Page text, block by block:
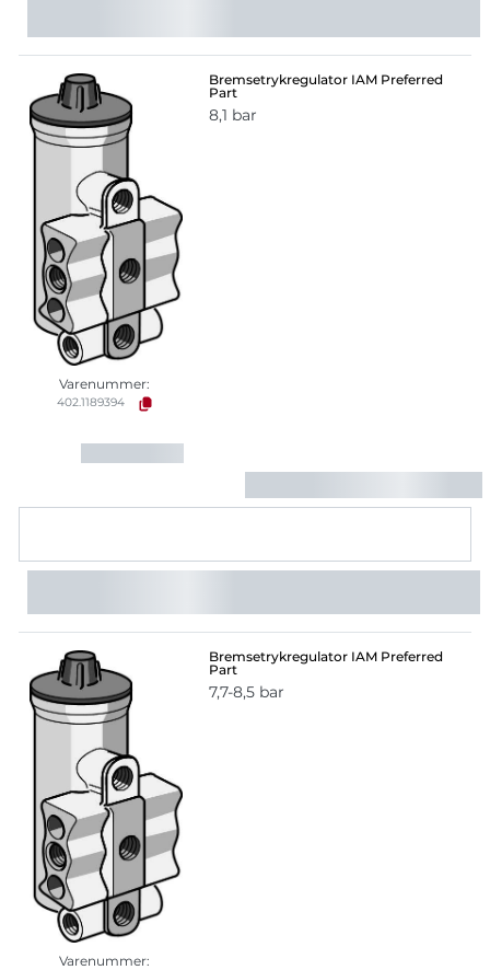
Varenummer:
402.1189394
Bremsetrykregulator IAM Preferred
Part
8,1 bar
Varenummer:
Bremsetrykregulator IAM Preferred
Part
7,7-8,5 bar